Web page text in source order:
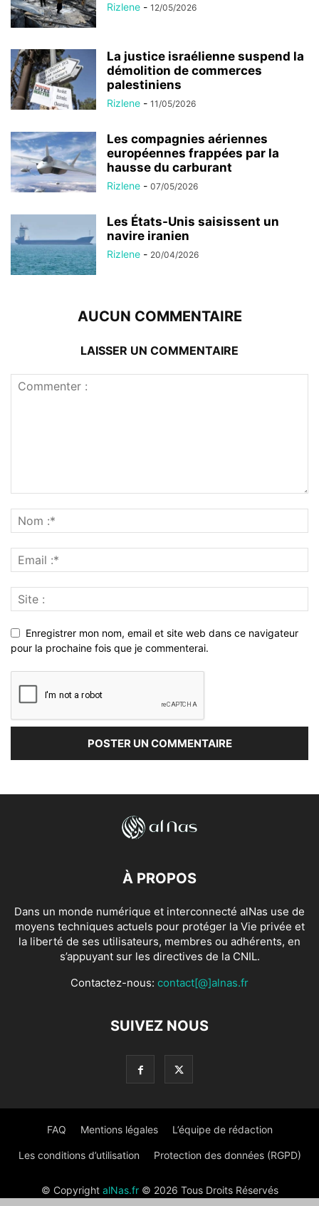
Rizlene - 12/05/2026
La justice israélienne suspend la
démolition de commerces
palestiniens
Rizlene - 11/05/2026
Les compagnies aériennes
européennes frappées par la
hausse du carburant
Rizlene - 07/05/2026
Les États-Unis saisissent un
navire iranien
Rizlene - 20/04/2026
AUCUN COMMENTAIRE
LAISSER UN COMMENTAIRE
Enregistrer mon nom, email et site web dans ce navigateur
pour la prochaine fois que je commenterai.
À PROPOS
Dans un monde numérique et interconnecté alNas use de
moyens techniques actuels pour protéger la Vie privée et
la liberté de ses utilisateurs, membres ou adhérents, en
s’appuyant sur les directives de la CNIL.
Contactez-nous: contact[@]alnas.fr
SUIVEZ NOUS
FAQ Mentions légales L’équipe de rédaction
Les conditions d’utilisation Protection des données (RGPD)
© Copyright alNas.fr© 2026 Tous Droits Réservés